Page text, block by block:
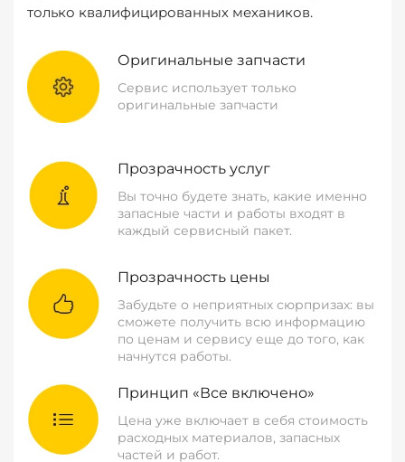
только квалифицированных механиков.
Оригинальные запчасти
Сервис использует только
оригинальные запчасти
Прозрачность услуг
Вы точно будете знать, какие именно
запасные части и работы входят в
каждый сервисный пакет.
Прозрачность цены
Забудьте о неприятных сюрпризах: вы
сможете получить всю информацию
по ценам и сервису еще до того, как
начнутся работы.
Принцип «Все включено»
Цена уже включает в себя стоимость
расходных материалов, запасных
частей и работ.